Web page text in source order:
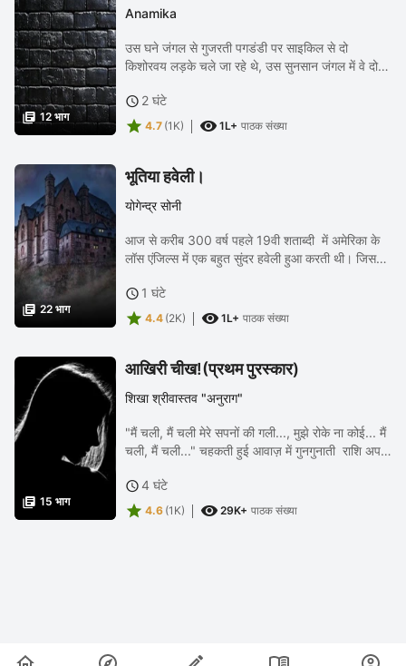
 12 भाग
Anamika
उस घने जंगल से गुजरती पगडंडी पर साइकिल से दो
किशोरवय लड़के चले जा रहे थे, उस सुनसान जंगल में वे दोनों
के पहियों के नीचे आने से सूखे पत्तों की...
 2 घंटे
 4.7 (1K)  1L+ पाठक संख्या
 22 भाग
भूतिया हवेली।
योगेन्द्र सोनी
आज से करीब 300 वर्ष पहले 19वी शताब्दी में अमेरिका के
लॉस एंजिल्स में एक बहुत सुंदर हवेली हुआ करती थी। जिसको
लगते...
 1 घंटे
 4.4 (2K)  1L+ पाठक संख्या
 15 भाग
आखिरी चीख!(प्रथम पुरस्कार)
शिखा श्रीवास्तव "अनुराग"
"मैं चली, मैं चली मेरे सपनों की गली..., मुझे रोके ना कोई... मैं
चली, मैं चली..." चहकती हुई आवाज़ में गुनगुनाती राशि अपने
सावित्री जी वहाँ आयी और...
4 घंटे
 4.6 (1K)  29K+ पाठक संख्या